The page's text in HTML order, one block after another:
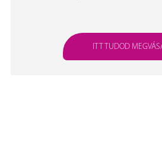
ITT TUDOD